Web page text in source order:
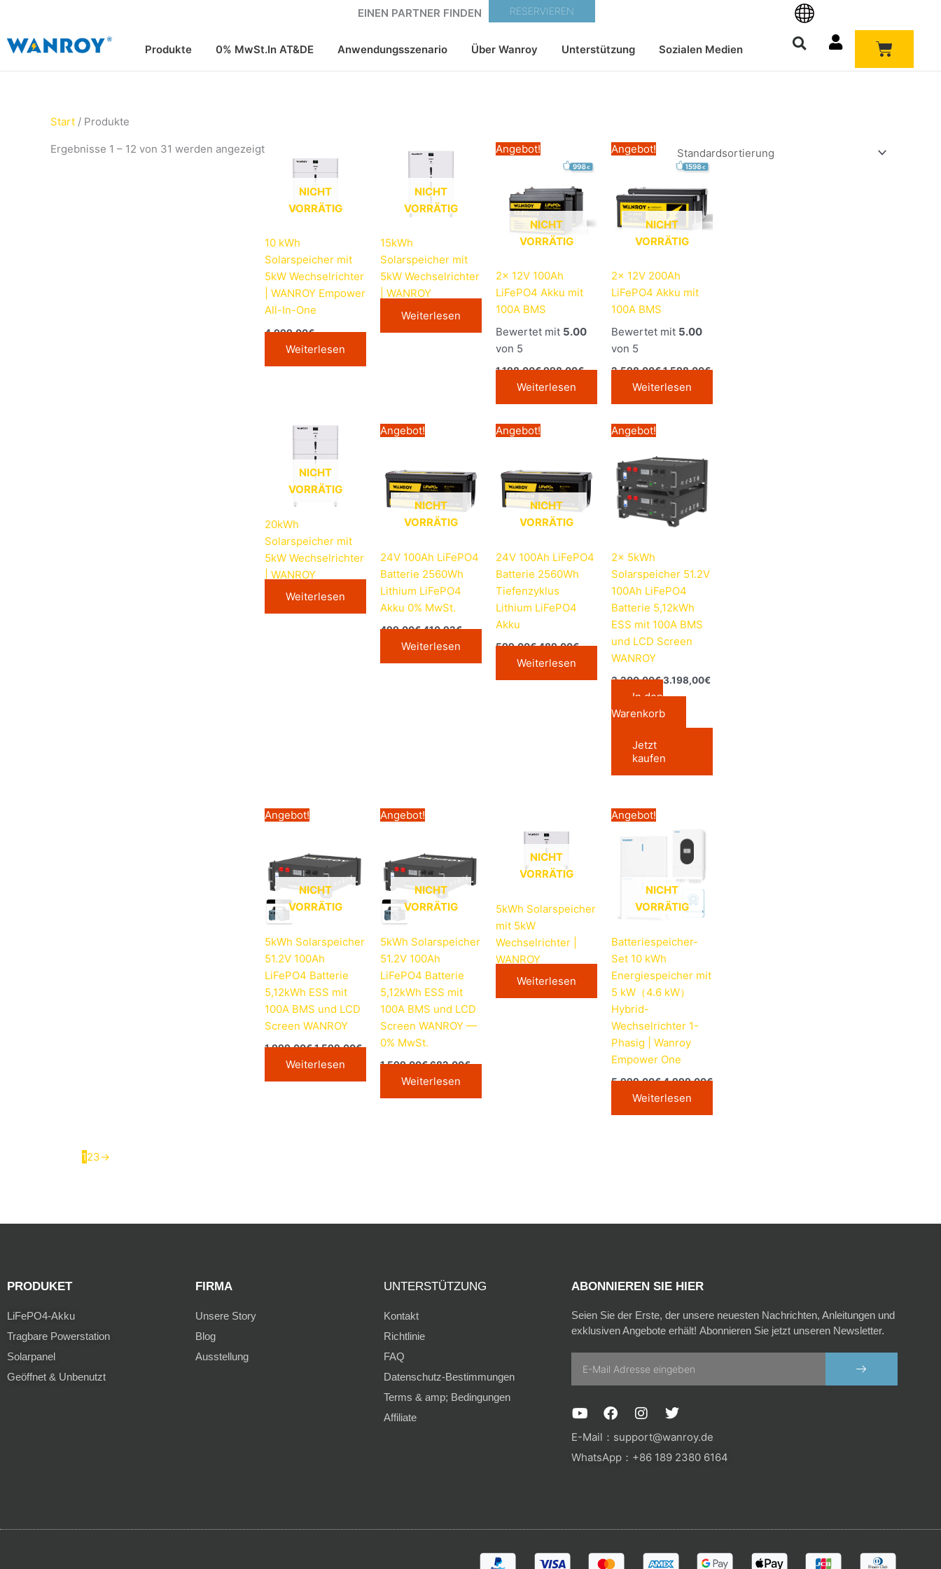
springen
EINEN PARTNER FINDEN RESERVIEREN
Produkte 0% MwSt.In AT&DE Anwendungsszenario Über Wanroy Unterstützung Sozialen Medien
Start / Produkte
Ergebnisse 1 – 12 von 31 werden angezeigt
NICHT
VORRÄTIG
10 kWh
Solarspeicher mit
5kW Wechselrichter
| WANROY Empower
All-In-One
4.999,00€
Weiterlesen
NICHT
VORRÄTIG
15kWh
Solarspeicher mit
5kW Wechselrichter
| WANROY
Weiterlesen
Angebot!
NICHT
VORRÄTIG
2× 12V 100Ah
LiFePO4 Akku mit
100A BMS
Bewertet mit 5.00
von 5
1.198,00€
Ursprünglicher
998,00€
Aktueller
ist:
Weiterlesen
Angebot!
NICHT
VORRÄTIG
2× 12V 200Ah
LiFePO4 Akku mit
100A BMS
Bewertet mit 5.00
von 5
2.598,00€
Preis
war:
1.598,00€
Preis
Weiterlesen
NICHT
VORRÄTIG
20kWh
Solarspeicher mit
5kW Wechselrichter
| WANROY
Weiterlesen
Angebot!
NICHT
VORRÄTIG
24V 100Ah LiFePO4
Batterie 2560Wh
Lithium LiFePO4
Akku 0% MwSt.
499,00€
Ursprünglicher
Preis
410,92€
Aktueller
Weiterlesen
Angebot!
NICHT
VORRÄTIG
24V 100Ah LiFePO4
Batterie 2560Wh
Tiefenzyklus
Lithium LiFePO4
Akku
599,00€
Ursprünglicher
Preis
489,00€
Aktueller
489,00€.
Weiterlesen
Angebot!
2x 5kWh
Solarspeicher 51.2V
100Ah LiFePO4
Batterie 5,12kWh
ESS mit 100A BMS
und LCD Screen
WANROY
3.200,00€
3.200,00€
3.198,00€
In den
Warenkorb
Jetzt
kaufen
Angebot!
NICHT
VORRÄTIG
5kWh Solarspeicher
51.2V 100Ah
LiFePO4 Batterie
5,12kWh ESS mit
100A BMS und LCD
Screen WANROY
1.999,00€
Ursprünglicher
1.599,00€
Aktueller
Preis
Weiterlesen
Angebot!
NICHT
VORRÄTIG
5kWh Solarspeicher
51.2V 100Ah
LiFePO4 Batterie
5,12kWh ESS mit
100A BMS und LCD
Screen WANROY —
0% MwSt.
1.599,00€682,00€
Weiterlesen
NICHT
VORRÄTIG
5kWh Solarspeicher
mit 5kW
Wechselrichter |
WANROY
Weiterlesen
Angebot!
NICHT
VORRÄTIG
Batteriespeicher-
Set 10 kWh
Energiespeicher mit
5 kW（4.6 kW）
Hybrid-
Wechselrichter 1-
Phasig | Wanroy
Empower One
5.999,00€
war:
5.999,00€
4.999,00€
Weiterlesen
123→
PRODUKET
LiFePO4-Akku
Tragbare Powerstation
Solarpanel
Geöffnet & Unbenutzt
FIRMA
Unsere Story
Blog
Ausstellung
UNTERSTÜTZUNG
Kontakt
Richtlinie
FAQ
Datenschutz-Bestimmungen
Terms & amp; Bedingungen
Affiliate
ABONNIEREN SIE HIER
Seien Sie der Erste, der unsere neuesten Nachrichten, Anleitungen und
exklusiven Angebote erhält! Abonnieren Sie jetzt unseren Newsletter.
SENDEN
Y
o
u
u
F
a
c
b
I
n
s
a
T
w
i
t
E-Mail： support@wanroy.de
WhatsApp：+86 189 2380 6164